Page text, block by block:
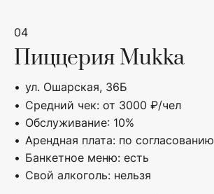
04
Пиццерия Mukka
ул. Ошарская, 36Б
Средний чек: от 3000 ₽/чел
Обслуживание: 10%
Арендная плата: по согласованию
Банкетное меню: есть
Свой алкоголь: нельзя